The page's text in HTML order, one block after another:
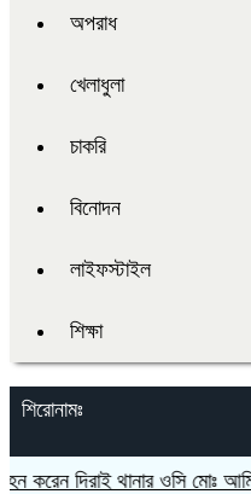
অপরাধ
খেলাধুলা
চাকরি
বিনোদন
লাইফস্টাইল
শিক্ষা
শিরোনামঃ
দিরাই থানার ওসি মোঃ আমিনুল